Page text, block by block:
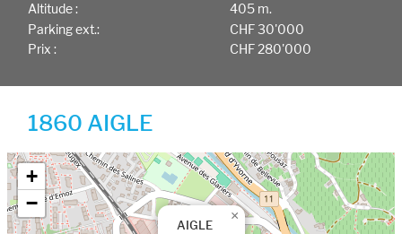
Altitude :
405 m.
Parking ext.:
CHF 30'000
Prix :
CHF 280'000
1860 AIGLE
Google map
AIGLE
×
+
−